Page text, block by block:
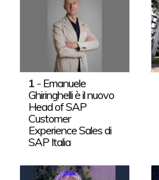
1 - Emanuele
Ghiringhelli è il nuovo
Head of SAP
Customer
Experience Sales di
SAP Italia